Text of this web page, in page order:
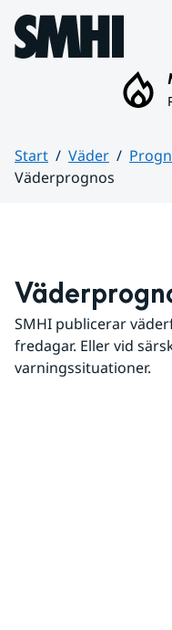
Hoppa till sidans innehåll
Start Väder
Väderprognos
SMHI publicerar
fredagar. Eller vid
varningssituationer.